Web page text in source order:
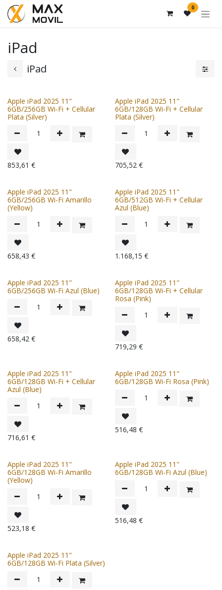
Ir al contenido 0
iPad
iPad
Apple iPad 2025 11"
6GB/256GB Wi-Fi + Cellular
Plata (Silver)
853,61 €
Apple iPad 2025 11"
6GB/128GB Wi-Fi + Cellular
Plata (Silver)
705,52 €
Apple iPad 2025 11"
6GB/256GB Wi-Fi Amarillo
(Yellow)
658,43 €
Apple iPad 2025 11"
6GB/512GB Wi-Fi + Cellular
Azul (Blue)
1.168,15 €
Apple iPad 2025 11"
6GB/256GB Wi-Fi Azul (Blue)
658,42 €
Apple iPad 2025 11"
6GB/128GB Wi-Fi + Cellular
Rosa (Pink)
719,29 €
Apple iPad 2025 11"
6GB/128GB Wi-Fi + Cellular
Azul (Blue)
716,61 €
Apple iPad 2025 11"
6GB/128GB Wi-Fi Rosa (Pink)
516,48 €
Apple iPad 2025 11"
6GB/128GB Wi-Fi Amarillo
(Yellow)
523,18 €
Apple iPad 2025 11"
6GB/128GB Wi-Fi Azul (Blue)
516,48 €
Apple iPad 2025 11"
6GB/128GB Wi-Fi Plata (Silver)